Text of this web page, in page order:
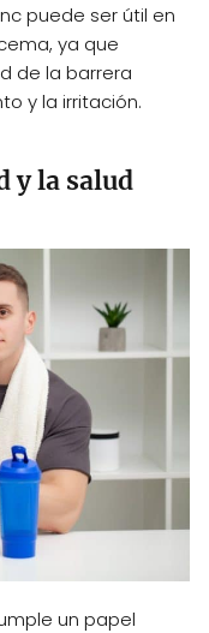
puede ser útil en
ya que
de la barrera
y la irritación.
y la salud
un papel